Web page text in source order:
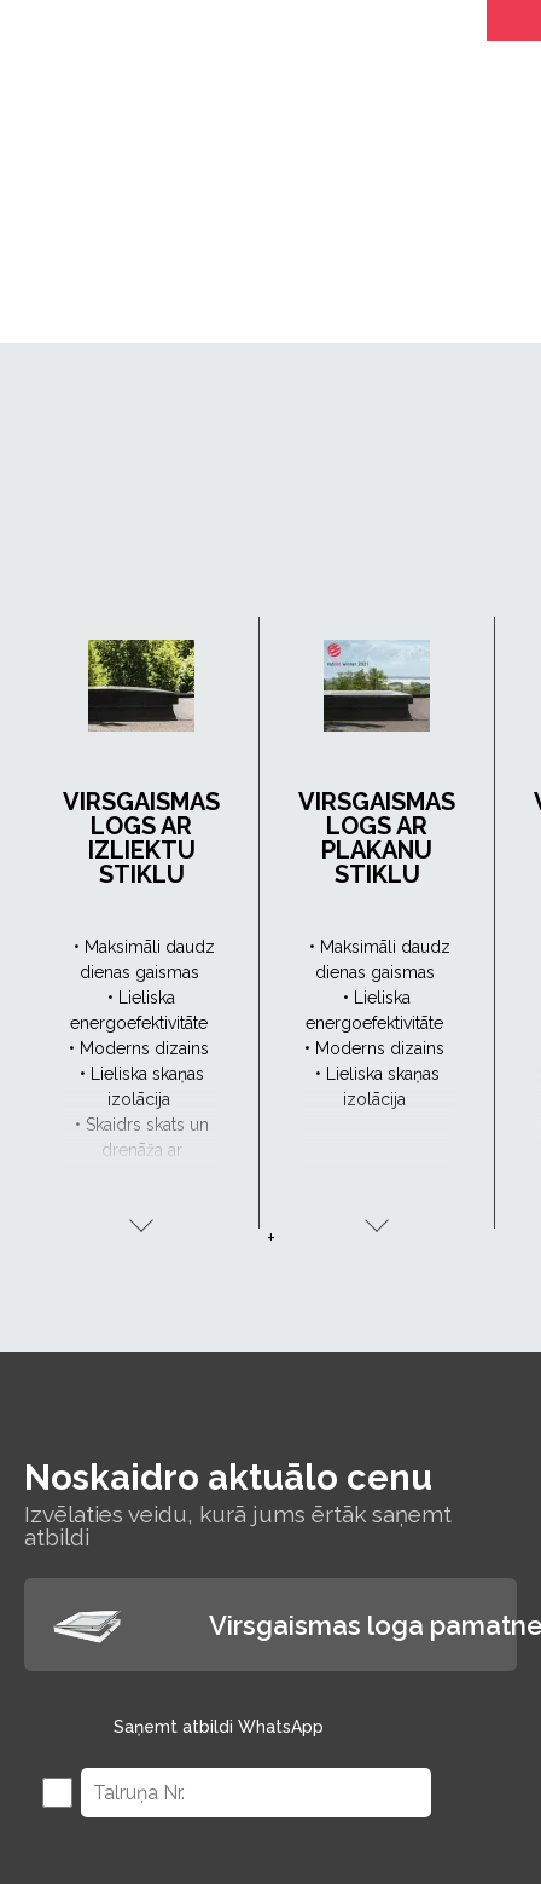
VIRSGAISMAS
LOGS AR
IZLIEKTU
STIKLU
• Maksimāli daudz
dienas gaismas
• Lieliska
energoefektivitāte
• Moderns dizains
• Lieliska skaņas
izolācija
• Skaidrs skats un
drenāža ar
VIRSGAISMAS
LOGS AR
PLAKANU
STIKLU
• Maksimāli daudz
dienas gaismas
• Lieliska
energoefektivitāte
• Moderns dizains
• Lieliska skaņas
izolācija
+
Noskaidro aktuālo cenu
Izvēlaties veidu, kurā jums ērtāk saņemt
atbildi
Virsgaismas loga
Saņemt atbildi WhatsApp